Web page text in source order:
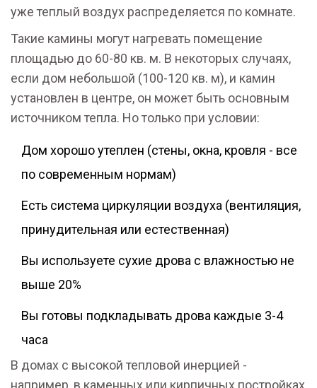
уже теплый воздух распределяется по комнате.
Такие камины могут нагревать помещение
площадью до 60-80 кв. м. В некоторых случаях,
если дом небольшой (100-120 кв. м), и камин
установлен в центре, он может быть основным
источником тепла. Но только при условии:
Дом хорошо утеплен (стены, окна, кровля - все
по современным нормам)
Есть система циркуляции воздуха (вентиляция,
принудительная или естественная)
Вы используете сухие дрова с влажностью не
выше 20%
Вы готовы подкладывать дрова каждые 3-4
часа
В домах с высокой тепловой инерцией -
например, в каменных или кирпичных постройках